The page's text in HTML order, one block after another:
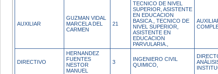
AUXILIAR
GUZMAN VIDAL
MARCELA DEL
CARMEN
21
TECNICO DE NIVEL
SUPERIOR, ASISTENTE
EN EDUCACION
BASICA., TECNICO DE
NIVEL SUPERIOR,
ASISTENTE EN
EDUCACION
PARVULARIA.,
DIRECTIVO
HERNANDEZ
FUENTES
NESTOR
MANUEL
3
INGENIERO CIVIL
QUIMICO,